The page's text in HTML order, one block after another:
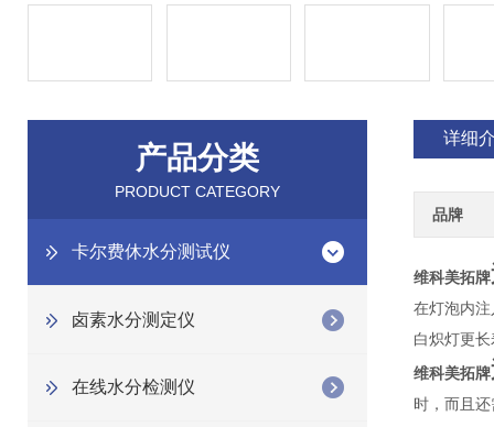
产品分类
PRODUCT CATEGORY
卡尔费休水分测试仪
卤素水分测定仪
在线水分检测仪
详细
品牌
维科美拓牌
在灯泡内
白炽灯更
维科美拓牌
时，而且